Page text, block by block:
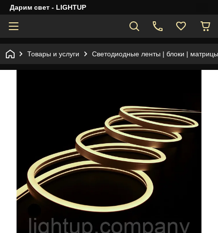
Дарим свет - LIGHTUP
Товары и услуги Светодиодные ленты | блоки |